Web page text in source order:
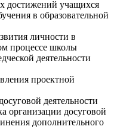
достижений учащихся
в образовательной
личности в
процессе школы
деятельности
проектной
деятельности
организации досуговой
дополнительного